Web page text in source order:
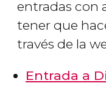
entradas con
tener que
través de la
Entrada a